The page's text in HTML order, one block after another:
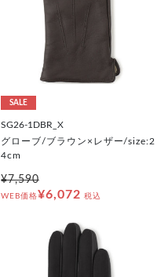
SALE
SG26-1DBR_X
グローブ/ブラウン×レザー/size:2
4cm
¥7,590
WEB価格¥6,072 税込